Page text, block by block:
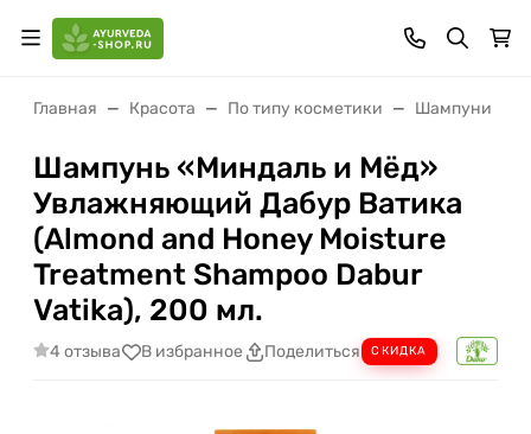
Главная Красота По типу косметики Шампуни
Шампунь «Миндаль и Мёд»
Увлажняющий Дабур Ватика
(Almond and Honey Moisture
Treatment Shampoo Dabur
Vatika), 200 мл.
4 отзыва В избранное Поделиться СКИДКА